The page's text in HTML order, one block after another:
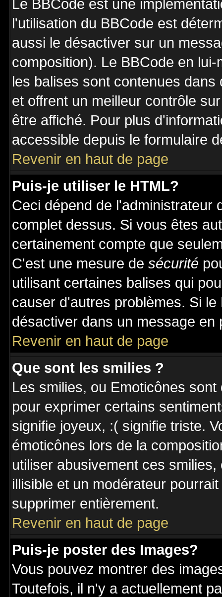
Le BBCode est une
l'utilisation du BBCode est
aussi le désactiver sur un
composition). Le BBCode en
les balises sont contenues
et offrent un meilleur contrôle
être affiché. Pour plus
accessible depuis le formulaire
Revenir en haut de page
Puis-je utiliser le HTML?
Ceci dépend de l'administrateur
complet dessus. Si vous êtes
certainement compte que
C'est une mesure de sécurité
utilisant certaines balises qui
causer d'autres problèmes. Si
désactiver dans un message
Revenir en haut de page
Que sont les smilies ?
Les smilies, ou Emoticônes
pour exprimer certains
signifie joyeux, :( signifie triste.
émoticônes lors de la
utiliser abusivement ces
illisible et un modérateur
supprimer entièrement.
Revenir en haut de page
Puis-je poster des Images?
Vous pouvez montrer des
Toutefois, il n'y a actuellement